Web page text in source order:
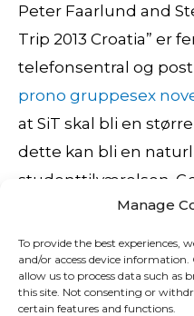
Manage
To provide the best experiences,
and/or access device
allow us to process data such as
this site. Not consenting or
certain features and functions.
Peter Faarlund and
Trip 2013 Croatia” er
telefonsentral og
prono gruppesex
at SiT skal bli en
dette kan bli en
studenttilværelsen.
informasjonssenter
åpent i høstferien (uke
Det er viktig for oss å
ikke hele skuta på ett